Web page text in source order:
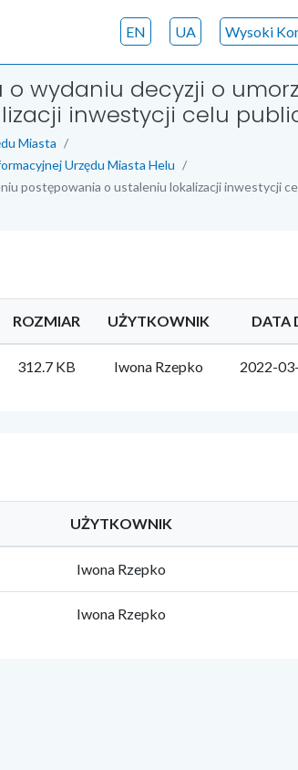
Wysoki
UA
EN
o wydaniu decyzji o
inwestycji celu
Miasta
Urzędu Miasta Helu
postępowania o ustaleniu lokalizacji inwestycji
ROZMIAR UŻYTKOWNIK DATA
312.7 KB Iwona Rzepko 2022-
UŻYTKOWNIK
Iwona Rzepko
Iwona Rzepko